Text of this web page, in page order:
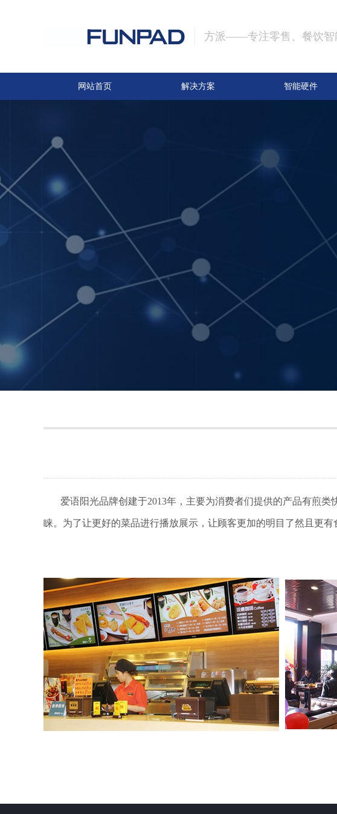
方派——专注零售、餐饮智
网站首页 解决方案 智能硬件
爱语阳光品牌创建于2013年，主要为消费者们提供的产品有煎类
睐。为了让更好的菜品进行播放展示，让顾客更加的明目了然且更有